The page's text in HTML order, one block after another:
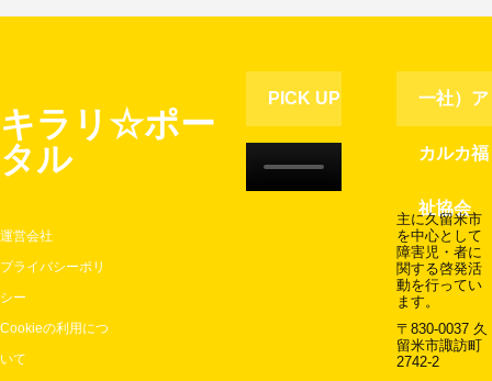
PICK UP 一社）ア
カルカ福
祉協会
主に久留米市
を中心として
障害児・者に
関する啓発活
動を行ってい
ます。
〒830-0037 久
留米市諏訪町
2742-2
キラリ☆ポー
タル
運営会社
プライバシーポリ
シー
Cookieの利用につ
いて